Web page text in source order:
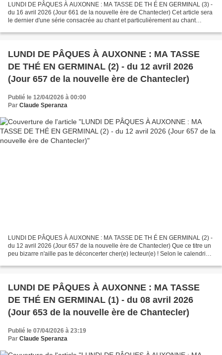
LUNDI DE PÂQUES À AUXONNE : MA TASSE DE TH É EN GERMINAL (3) -
du 16 avril 2026 (Jour 661 de la nouvelle ère de Chantecler) Cet article sera
le dernier d'une série consacrée au chant et particulièrement au chant
LUNDI DE PÂQUES À AUXONNE : MA TASSE
DE THÉ EN GERMINAL (2) - du 12 avril 2026
(Jour 657 de la nouvelle ère de Chantecler)
Publié le 12/04/2026 à 00:00
Par Claude Speranza
LUNDI DE PÂQUES À AUXONNE : MA TASSE DE TH É EN GERMINAL (2) -
du 12 avril 2026 (Jour 657 de la nouvelle ère de Chantecler) Que ce titre un
peu bizarre n'aille pas te déconcerter cher(e) lecteur(e) ! Selon le calendrier
LUNDI DE PÂQUES À AUXONNE : MA TASSE
DE THÉ EN GERMINAL (1) - du 08 avril 2026
(Jour 653 de la nouvelle ère de Chantecler)
Publié le 07/04/2026 à 23:19
Par Claude Speranza